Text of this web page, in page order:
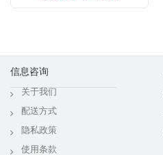
信息咨询
关于我们
配送方式
隐私政策
使用条款